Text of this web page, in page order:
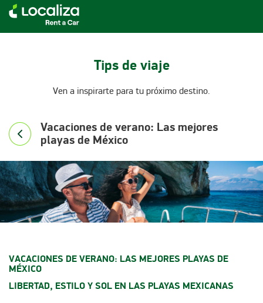
RENTA DE AUTOS LOCALIZA
Tips de viaje
Ven a inspirarte para tu próximo destino.
Vacaciones de verano: Las mejores
playas de México
VACACIONES DE VERANO: LAS MEJORES PLAYAS DE
MÉXICO
LIBERTAD, ESTILO Y SOL EN LAS PLAYAS MEXICANAS